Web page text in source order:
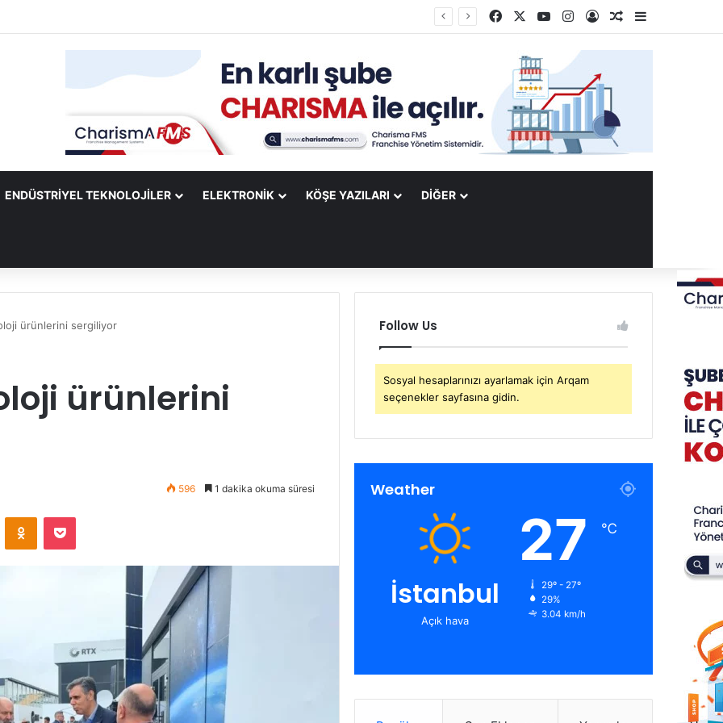
Uygulamasına Yeni Özellikler Ekliyor FacebookYouTubeInstagram
Kayıt OlRastgele Makale
Kenar
ENDÜSTRIYEL TEKNOLOJILER ELEKTRONIK KÖŞE YAZILARI DIĞER
ürünlerini sergiliyor
ürünlerini
596 1 dakika okuma süresi
Odnoklassniki
Pocket
Follow Us
Sosyal hesaplarınızı ayarlamak için Arqam
seçenekler sayfasına gidin.
Weather
İstanbul
Açık hava
27 ℃
29º - 27º
29%
3.04 km/h